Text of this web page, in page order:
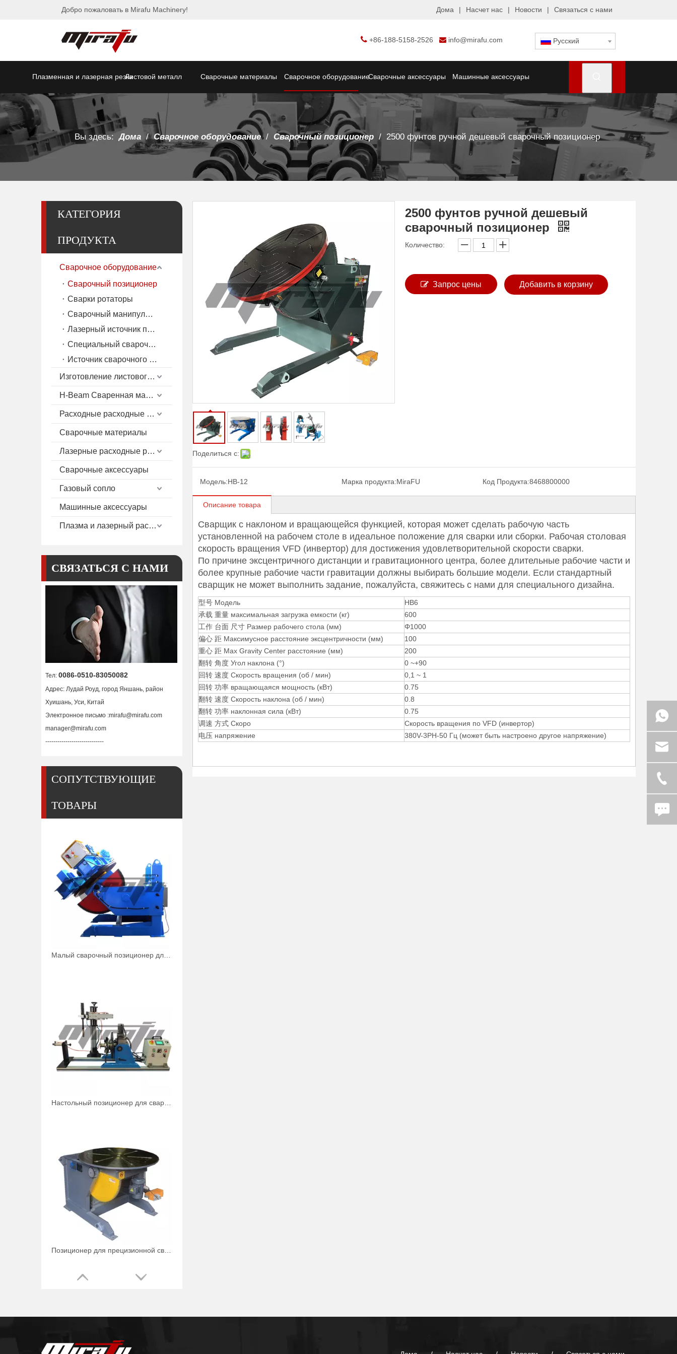
Добро пожаловать в Mirafu Machinery! Дома | Насчет нас | Новости | Связаться с нами
 +86-188-5158-2526  info@mirafu.com Pусский
Плазменная и лазерная резкаЛистовой металл Сварочные материалы Сварочное оборудованиеСварочные аксессуары Машинные аксессуары
Вы здесь: Дома / Сварочное оборудование / Сварочный позиционер / 2500 фунтов ручной дешевый сварочный позиционер
КАТЕГОРИЯ
ПРОДУКТА
Сварочное оборудование
Сварочный позиционер
Сварки ротаторы
Сварочный манипулятор
Лазерный источник питания
Специальный сварочный аппарат
Источник сварочного тока (MIG/TIG/SAW)
Изготовление листового металла
H-Beam Сваренная машина
Расходные расходные материалы плазмы
Сварочные материалы
Лазерные расходные расходные материалы
Сварочные аксессуары
Газовый сопло
Машинные аксессуары
Плазма и лазерный расход
СВЯЗАТЬСЯ С НАМИ
Тел: 0086-0510-83050082
Адрес: Лудай Роуд, город Яншань, район
Хуишань, Уси, Китай
Электронное письмо :mirafu@mirafu.com
manager@mirafu.com
-----------------------------
СОПУТСТВУЮЩИЕ
ТОВАРЫ
Поделиться с:
2500 фунтов ручной дешевый
сварочный позиционер
Количество:
Запрос цены Добавить в корзину
Модель:HB-12 Марка продукта:MiraFU Код Продукта:8468800000
Описание товара
Сварщик с наклоном и вращающейся функцией, которая может сделать рабочую часть
установленной на рабочем столе в идеальное положение для сварки или сборки. Рабочая столовая
скорость вращения VFD (инвертор) для достижения удовлетворительной скорости сварки.
По причине эксцентричного дистанции и гравитационного центра, более длительные рабочие части и
более крупные рабочие части гравитации должны выбирать большие модели. Если стандартный
сварщик не может выполнить задание, пожалуйста, свяжитесь с нами для специального дизайна.
型号 Модель
HB6
承载 重量 максимальная загрузка емкости (кг)
600
工作 台面 尺寸 Размер рабочего стола (мм)
Φ1000
偏心 距 Максимусное расстояние эксцентричности (мм)
100
重心 距 Max Gravity Center расстояние (мм)
200
翻转 角度 Угол наклона (°)
0 ~+90
回转 速度 Скорость вращения (об / мин)
0,1 ~ 1
回转 功率 вращающаяся мощность (кВт)
0.75
翻转 速度 Скорость наклона (об / мин)
0.8
翻转 功率 наклонная сила (кВт)
0.75
调速 方式 Скоро
Скорость вращения по VFD (инвертор)
电压 напряжение
380V-3PH-50 Гц (может быть настроено другое напряжение)